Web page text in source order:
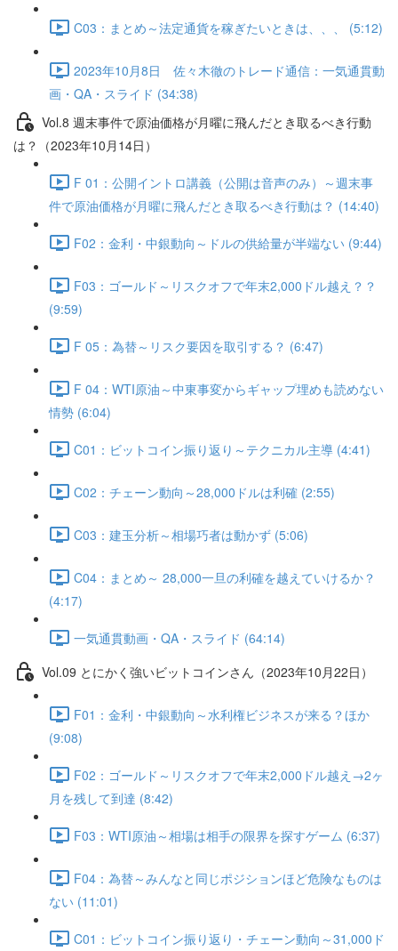
C03：まとめ～法定通貨を稼ぎたいときは、、、 (5:12)
2023年10月8日 佐々木徹のトレード通信：一気通貫動
画・QA・スライド (34:38)
Vol.8 週末事件で原油価格が月曜に飛んだとき取るべき行動
は？（2023年10月14日）
F 01：公開イントロ講義（公開は音声のみ）～週末事
件で原油価格が月曜に飛んだとき取るべき行動は？ (14:40)
F02：金利・中銀動向～ドルの供給量が半端ない (9:44)
F03：ゴールド～リスクオフで年末2,000ドル越え？？
(9:59)
F 05：為替～リスク要因を取引する？ (6:47)
F 04：WTI原油～中東事変からギャップ埋めも読めない
情勢 (6:04)
C01：ビットコイン振り返り～テクニカル主導 (4:41)
C02：チェーン動向～28,000ドルは利確 (2:55)
C03：建玉分析～相場巧者は動かず (5:06)
C04：まとめ～ 28,000一旦の利確を越えていけるか？
(4:17)
一気通貫動画・QA・スライド (64:14)
Vol.09 とにかく強いビットコインさん（2023年10月22日）
F01：金利・中銀動向～水利権ビジネスが来る？ほか
(9:08)
F02：ゴールド～リスクオフで年末2,000ドル越え→2ヶ
月を残して到達 (8:42)
F03：WTI原油～相場は相手の限界を探すゲーム (6:37)
F04：為替～みんなと同じポジションほど危険なものは
ない (11:01)
C01：ビットコイン振り返り・チェーン動向～31,000ド